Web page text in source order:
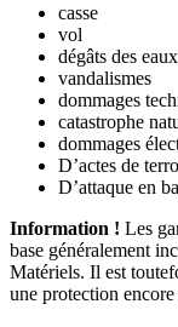
casse
vol
dégâts des eaux
vandalismes
dommages
catastrophe
dommages
D’actes de
D’attaque en
Information ! Les
base généralement
Matériels. Il est
une protection